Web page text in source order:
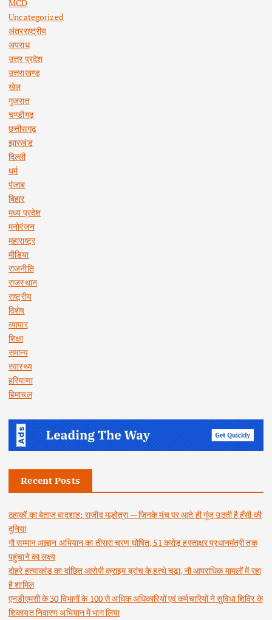
MCD
Uncategorized
अंतरराष्ट्रीय
अपराध
उत्तर प्रदेश
उत्तराखण्ड
खेल
गुजरात
चण्डीगढ़
छत्तीसगढ़
झारखंड
दिल्ली
धर्म
पंजाब
बिहार
मध्य प्रदेश
मनोरंजन
महाराष्ट्र
मीडिया
राजनीति
राजस्थान
राष्ट्रीय
विशेष
व्यापार
शिक्षा
समान्य
स्वास्थ्य
हरियाणा
हिमाचल
Recent Posts
ठहाकों का बेताज बादशाह: राजीव मल्होत्रा — जिनके मंच पर आते ही गूंज उठती है हँसी की
दुनिया
गौ सम्मान आह्वान अभियान का तीसरा चरण घोषित, 51 करोड़ हस्ताक्षर प्रधानमंत्री तक
पहुंचाने का लक्ष्य
दोहरे हत्याकांड का वांछित आरोपी क्राइम ब्रांच के हत्थे चढ़ा, नौ आपराधिक मामलों में रहा
है शामिल
एनडीएमसी के 30 विभागों के 100 से अधिक अधिकारियों एवं कर्मचारियों ने सुविधा शिविर के
शिकायत निवारण अभियान में भाग लिया